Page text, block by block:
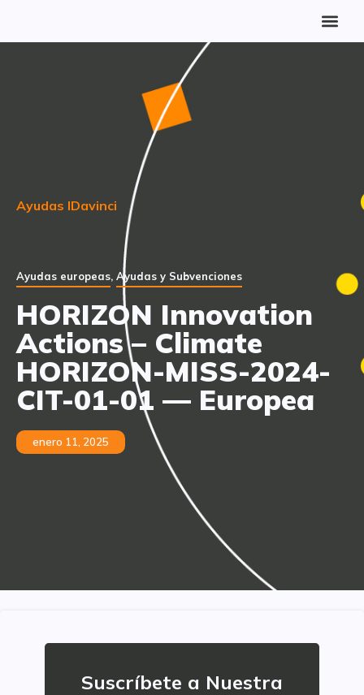
Ayudas IDavinci
Ayudas europeas, Ayudas y Subvenciones
HORIZON Innovation
Actions – Climate
HORIZON-MISS-2024-
CIT-01-01 — Europea
enero 11, 2025
Suscríbete a Nuestra